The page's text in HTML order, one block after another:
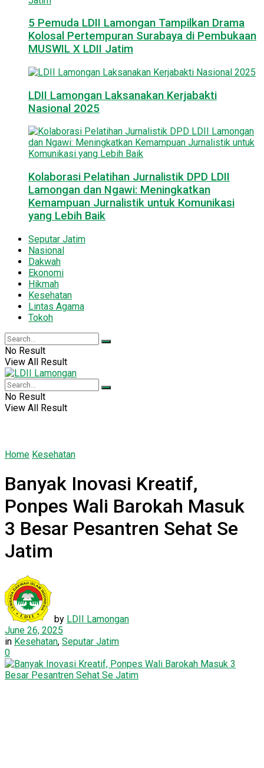
5 Pemuda LDII Lamongan Tampilkan Drama
Kolosal Pertempuran Surabaya di Pembukaan
MUSWIL X LDII Jatim
LDII Lamongan Laksanakan Kerjabakti
Nasional 2025
Kolaborasi Pelatihan Jurnalistik DPD LDII
Lamongan dan Ngawi: Meningkatkan
Kemampuan Jurnalistik untuk Komunikasi
yang Lebih Baik
Seputar Jatim
Nasional
Dakwah
Ekonomi
Hikmah
Kesehatan
Lintas Agama
Tokoh
No Result
View All Result
No Result
View All Result
Home Kesehatan
Banyak Inovasi Kreatif,
Ponpes Wali Barokah Masuk
3 Besar Pesantren Sehat Se
Jatim
by LDII Lamongan
June 26, 2025
in Kesehatan, Seputar Jatim
0